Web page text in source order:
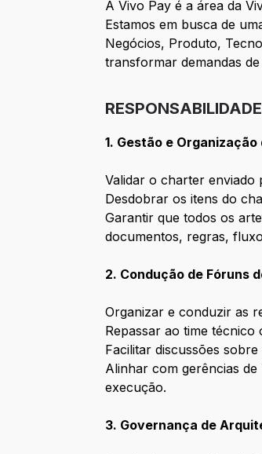
A Vivo Pay é a área da
Estamos em busca de
Negócios, Produto,
transformar demandas
1. Gestão e
Validar o charter enviado
Desdobrar os itens do
Garantir que todos os
documentos, regras,
2. Condução de Fóruns
Organizar e conduzir as
Repassar ao time
Facilitar discussões
Alinhar com gerências de
execução.
3. Governança de